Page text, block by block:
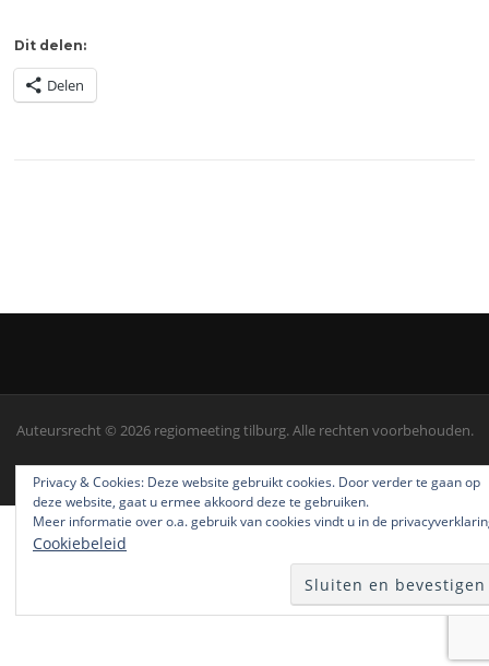
Dit delen:
Delen
Privacy & Cookies: Deze website gebruikt cookies. Door verder te gaan op
deze website, gaat u ermee akkoord deze te gebruiken.
Meer informatie over o.a. gebruik van cookies vindt u in de
Cookiebeleid
Auteursrecht © 2026 regiomeeting tilburg. Alle rechten voorbehouden.
Screenr parallax themevan FameThemes